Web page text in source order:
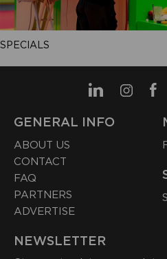
SPECIALS
GENERAL INFO
ABOUT US
CONTACT
FAQ
PARTNERS
ADVERTISE
NEWSLETTER